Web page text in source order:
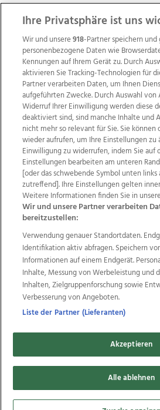
Wir über uns Mediadaten
Datenschutz
Impressum
AGB Website
Ehrenkodex
Weitere Angebote des
TV1 di-mog-i.at OÖNow
Life Radio
OÖNachrichten
OÖN Karriere
OÖN Reise
Regionaljobs
wasistlos.at
Copyrights © 2026 Tips Zeitungs
developed by
Ihre Privatsphäre ist uns
Wir und unsere918-Partner speichern
personenbezogene Daten wie
Kennungen auf Ihrem Gerät zu. Durch
aktivieren Sie Tracking-Technologien für
Partner verarbeiten Daten, um Ihnen
aufgeführten Zwecke. Durch Auswahl von
Widerruf Ihrer Einwilligung werden diese
deaktiviert sind, sind manche Inhalte und
nicht mehr so relevant für Sie. Sie
wieder aufrufen, um Ihre Einstellungen zu
Einwilligung zu widerrufen, indem Sie auf
Einstellungen bearbeiten am unteren
[oder das schwebende Symbol unten
zutreffend]. Ihre Einstellungen gelten
Weitere Informationen finden Sie in
Wir und unsere Partner verarbeiten
bereitzustellen:
Verwendung genauer Standortdaten.
Identifikation aktiv abfragen. Speichern
Informationen auf einem Endgerät.
Inhalte, Messung von Werbeleistung und
Inhalten, Zielgruppenforschung sowie
Verbesserung von Angeboten.
Liste der Partner (Lieferanten)
Akzeptieren
Alle ablehnen